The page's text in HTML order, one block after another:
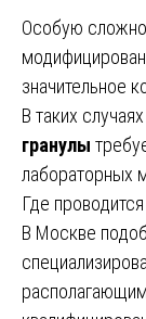
Особую
значительное
В таких случаях
гранулы
лабораторных
Где
В Москве